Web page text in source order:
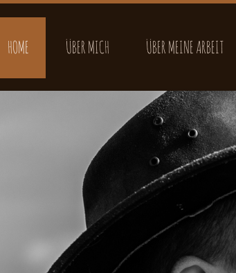
HOME ÜBER MICH ÜBER MEINE ARBEIT